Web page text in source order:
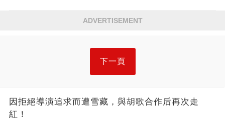
ADVERTISEMENT
下一頁
因拒絕導演追求而遭雪藏，與胡歌合作后再次走
紅！